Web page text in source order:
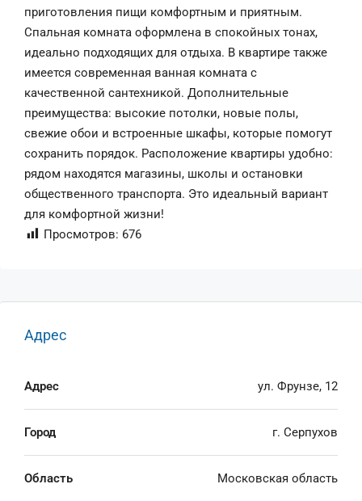
приготовления пищи комфортным и приятным.
Спальная комната оформлена в спокойных тонах,
идеально подходящих для отдыха. В квартире также
имеется современная ванная комната с
качественной сантехникой. Дополнительные
преимущества: высокие потолки, новые полы,
свежие обои и встроенные шкафы, которые помогут
сохранить порядок. Расположение квартиры удобно:
рядом находятся магазины, школы и остановки
общественного транспорта. Это идеальный вариант
для комфортной жизни!
Просмотров: 676
Адрес
Адрес ул. Фрунзе, 12
Город г. Серпухов
Область Московская область